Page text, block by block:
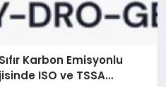
Karbon Emisyonlu
ISO ve TSSA